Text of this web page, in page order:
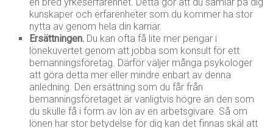
kunskaper och erfarenheter som du kommer ha stor
nytta av genom hela din karriär.
Ersättningen. Du kan ofta få lite mer pengar i
lönekuvertet genom att jobba som konsult för ett
bemanningsföretag. Därför väljer många psykologer
att göra detta mer eller mindre enbart av denna
anledning. Den ersättning som du får från
bemanningsföretaget är vanligtvis högre än den som
du skulle få i form av lön av en arbetsgivare. Så om
lönen har stor betydelse för dig kan det finnas skäl att